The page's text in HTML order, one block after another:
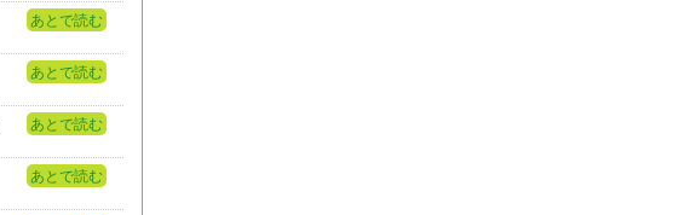
あとで読む
あとで読む
あとで読む
あとで読む